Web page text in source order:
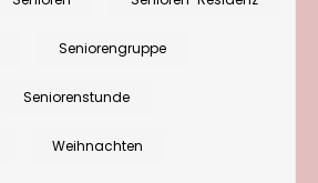
Seniorengruppe
Seniorenstunde
Weihnachten